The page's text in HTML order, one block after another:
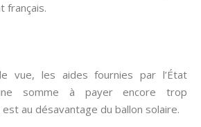
français.
vue, les aides fournies par l’État
somme à payer encore trop
au désavantage du ballon solaire.